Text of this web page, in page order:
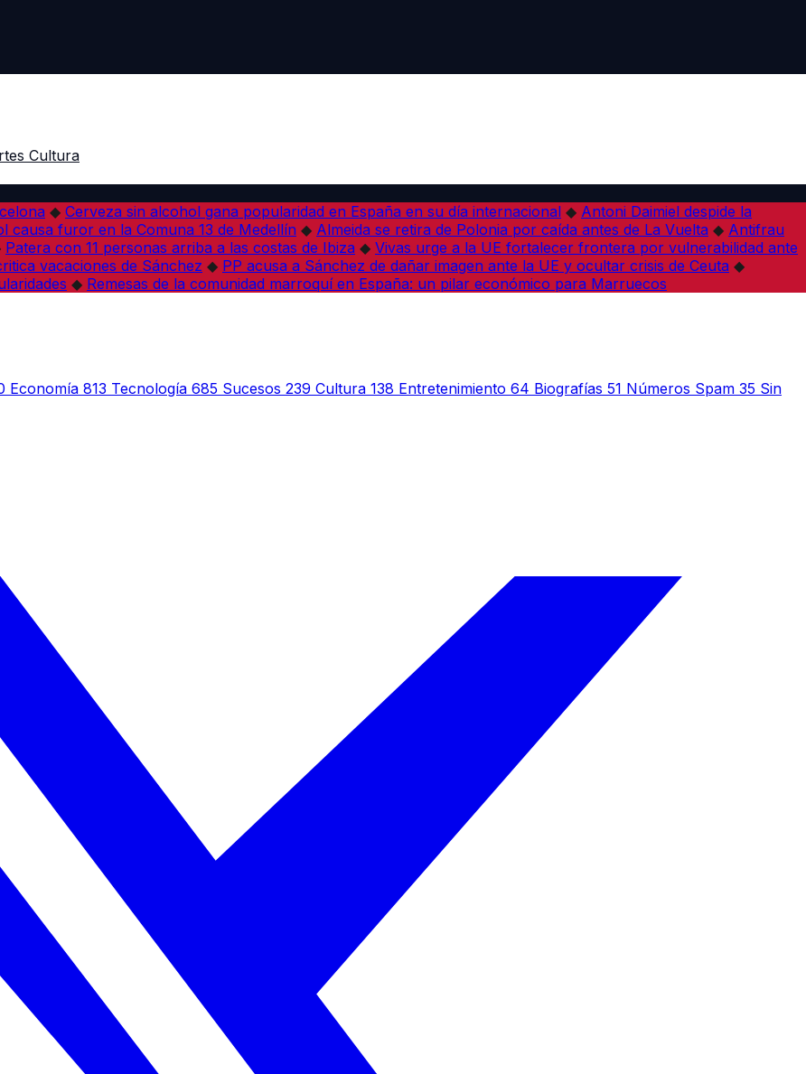
Cultura
◆ Cerveza sin alcohol gana popularidad en España en su día internacional ◆ Antoni Daimiel despide la
causa furor en la Comuna 13 de Medellín ◆ Almeida se retira de Polonia por caída antes de La Vuelta ◆ Antifrau
Patera con 11 personas arriba a las costas de Ibiza ◆ Vivas urge a la UE fortalecer frontera por vulnerabilidad ante
vacaciones de Sánchez ◆ PP acusa a Sánchez de dañar imagen ante la UE y ocultar crisis de Ceuta ◆
◆ Remesas de la comunidad marroquí en España: un pilar económico para Marruecos
Economía 813 Tecnología 685 Sucesos 239 Cultura 138 Entretenimiento 64 Biografías 51 Números Spam 35 Sin